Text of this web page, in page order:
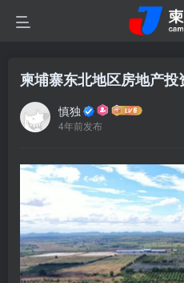
柬埔寨东北地区房地产
慎独
4年前发布